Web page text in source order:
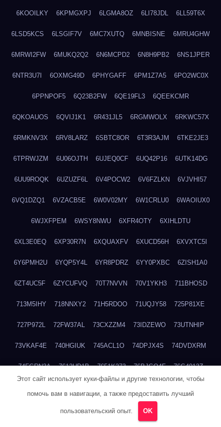
6KOOILKY 6KPMGXPJ 6LGMA8OZ 6LI78JDL 6LL59T6X
6LSD5KCS 6LSGIF7V 6MC7XUTQ 6MNBISNE 6MRU4GHW
6MRWI2FW 6MUKQ2Q2 6N6MCPD2 6N8H9PB2 6NS1JPER
6NTR3U7I 6OXMG49D 6PHYGAFF 6PM1Z7A5 6PO2WC0X
6PPNPOF5 6Q23B2FW 6QE19FL3 6QEEKCMR
6QKOAUOS 6QVIJ1K1 6R431JL5 6RGMWOLX 6RKWC57X
6RMKNV3X 6RV8LARZ 6SBTC8OR 6T3R3AJM 6TKE2JE3
6TPRWJZM 6U06OJTH 6UJEQ0CF 6UQ42P16 6UTK14DG
6UU9ROQK 6UZUZF6L 6V4POCW2 6V6FZLKN 6VJVHI57
6VQ1DZQ1 6VZACB5E 6W0V02MY 6W1CRLU0 6WAOIUX0
6WJXFPEM 6WSY8NWU 6XFR4OTY 6XIHLDTU
6XL3E0EQ 6XP30R7N 6XQUAXFV 6XUCD56H 6XVXTC5I
6Y6PMH2U 6YQP5Y4L 6YR8PDRZ 6YY0PXBC 6ZISH1A0
6ZT4UC5F 6ZYCUFVQ 70T7NVVN 70V1YKH3 711BHOSD
713M5IHY 718NNXY2 71H5RDOO 71UQJY58 725P81XE
727P972L 72FW37AL 73CXZZM4 73IDZEWO 73UTNHIP
73VKAF4E 740HGIUK 745ACL1O 74DPJX4S 74DVDXRM
74FGRN3A 7612HD1B 7651K273 76BJGQ4F 76G4013Z
780FZHSV 78Q29S80
Этот сайт использует куки-файлы и другие технологии, чтобы
помочь вам в навигации, а также предоставить лучший
пользовательский опыт. OK